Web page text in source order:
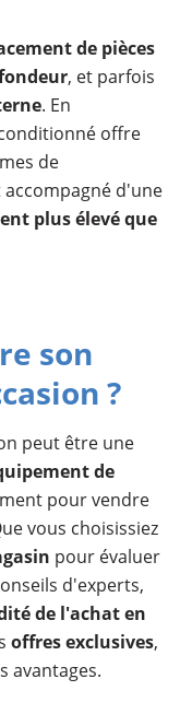
de pièces
, et parfois
. En
offre
de
d'une
plus élevé que
son
?
peut être une
de
pour vendre
vous choisissiez
pour évaluer
d'experts,
de l'achat en
offres exclusives,
avantages.